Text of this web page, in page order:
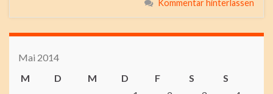
Kommentar hinterlassen
Mai 2014
M
D M D F S
S